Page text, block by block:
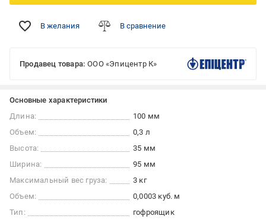
В желания В сравнение
Продавец товара: ООО «Эпицентр К»
Основные характеристики
Длина:
100 мм
Объем:
0,3 л
Высота:
35 мм
Ширина:
95 мм
Максимальный вес груза:
3 кг
Объем:
0,0003 куб. м
Тип:
гофроящик